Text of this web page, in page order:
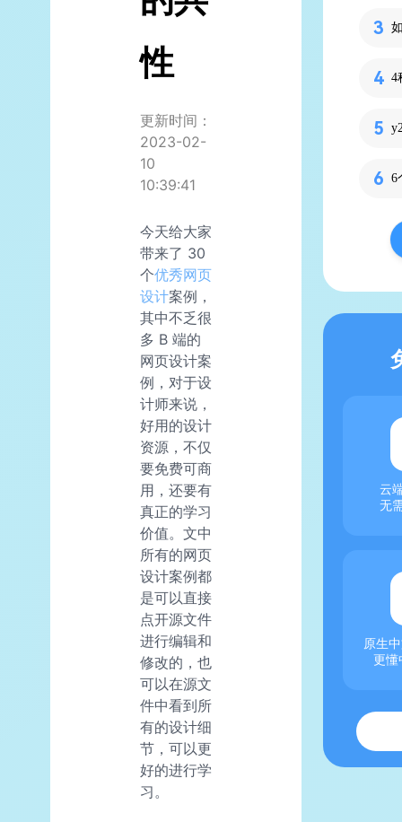
性
更新时间：
2023-02-
10
10:39:41
今天给大家
带来了 30
个优秀网页
设计案例，
其中不乏很
多 B 端的
网页设计案
例，对于设
计师来说，
好用的设计
资源，不仅
要免费可商
用，还要有
真正的学习
价值。文中
所有的网页
设计案例都
是可以直接
点开源文件
进行编辑和
修改的，也
可以在源文
件中看到所
有的设计细
节，可以更
好的进行学
习。
6
云
无
原生
更懂